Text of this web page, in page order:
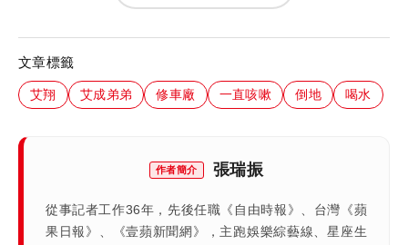
文章標籤
艾翔 艾成弟弟 修車廠 一直咳嗽 倒地 喝水
作者簡介 張瑞振
從事記者工作36年，先後任職《自由時報》、台灣《蘋
果日報》、《壹蘋新聞網》，主跑娛樂綜藝線、星座生